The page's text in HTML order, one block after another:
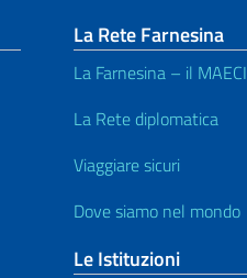
La Rete Farnesina
La Farnesina – il MAECI
La Rete diplomatica
Viaggiare sicuri
Dove siamo nel mondo
Le Istituzioni